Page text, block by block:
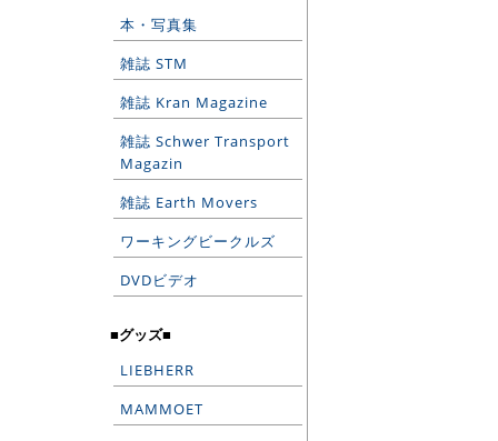
本・写真集
雑誌 STM
雑誌 Kran Magazine
雑誌 Schwer Transport
Magazin
雑誌 Earth Movers
ワーキングビークルズ
DVDビデオ
■グッズ■
LIEBHERR
MAMMOET